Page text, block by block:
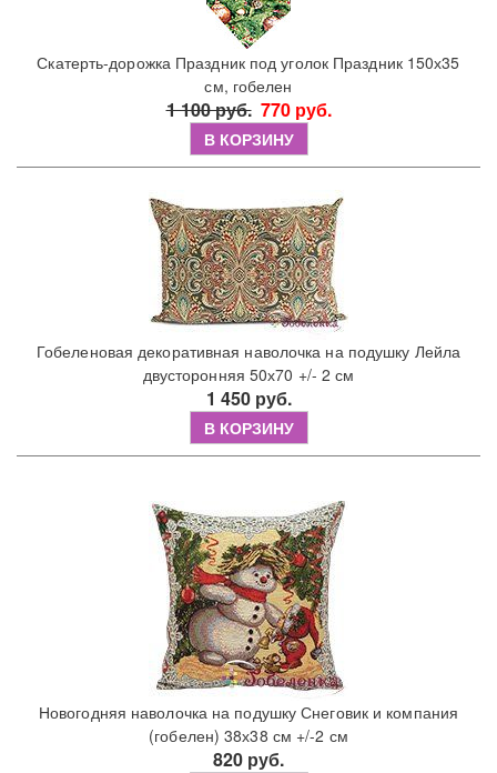
Скатерть-дорожка Праздник под уголок Праздник 150х35
см, гобелен
1 100 руб. 770 руб.
В КОРЗИНУ
Гобеленовая декоративная наволочка на подушку Лейла
двусторонняя 50х70 +/- 2 см
1 450 руб.
В КОРЗИНУ
Новогодняя наволочка на подушку Снеговик и компания
(гобелен) 38х38 см +/-2 см
820 руб.